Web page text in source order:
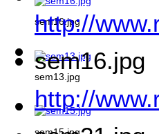
sem16.jpg
sem13.jpg
sem15.jpg
http://
sem16.jpg
http://